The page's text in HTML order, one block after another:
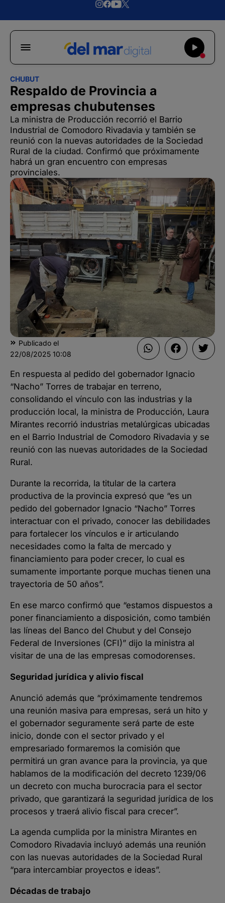
CHUBUT
Respaldo de Provincia a
empresas chubutenses
La ministra de Producción recorrió el Barrio
Industrial de Comodoro Rivadavia y también se
reunió con la nuevas autoridades de la Sociedad
Rural de la ciudad. Confirmó que próximamente
habrá un gran encuentro con empresas
provinciales.
Publicado el
22/08/2025 10:08
En respuesta al pedido del gobernador Ignacio
“Nacho” Torres de trabajar en terreno,
consolidando el vínculo con las industrias y la
producción local, la ministra de Producción, Laura
Mirantes recorrió industrias metalúrgicas ubicadas
en el Barrio Industrial de Comodoro Rivadavia y se
reunió con las nuevas autoridades de la Sociedad
Rural.
Durante la recorrida, la titular de la cartera
productiva de la provincia expresó que “es un
pedido del gobernador Ignacio “Nacho” Torres
interactuar con el privado, conocer las debilidades
para fortalecer los vínculos e ir articulando
necesidades como la falta de mercado y
financiamiento para poder crecer, lo cual es
sumamente importante porque muchas tienen una
trayectoria de 50 años”.
En ese marco confirmó que “estamos dispuestos a
poner financiamiento a disposición, como también
las líneas del Banco del Chubut y del Consejo
Federal de Inversiones (CFI)” dijo la ministra al
visitar de una de las empresas comodorenses.
Seguridad jurídica y alivio fiscal
Anunció además que “próximamente tendremos
una reunión masiva para empresas, será un hito y
el gobernador seguramente será parte de este
inicio, donde con el sector privado y el
empresariado formaremos la comisión que
permitirá un gran avance para la provincia, ya que
hablamos de la modificación del decreto 1239/06
un decreto con mucha burocracia para el sector
privado, que garantizará la seguridad jurídica de los
procesos y traerá alivio fiscal para crecer”.
La agenda cumplida por la ministra Mirantes en
Comodoro Rivadavia incluyó además una reunión
con las nuevas autoridades de la Sociedad Rural
“para intercambiar proyectos e ideas”.
Décadas de trabajo